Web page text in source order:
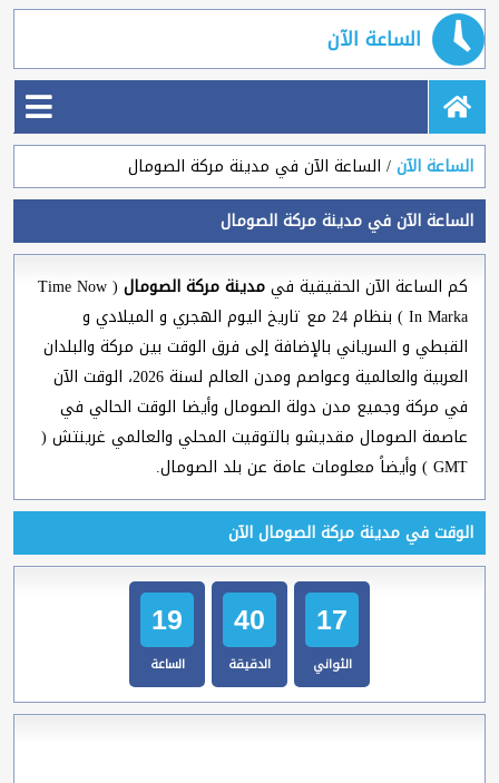
الساعة الآن
الساعة الآن الساعة الآن في مدينة مركة الصومال
الساعة الآن في مدينة مركة الصومال
كم الساعة الآن الحقيقية فيمدينة مركة الصومال ( Time Now
In Marka ) بنظام 24 مع تاريخ اليوم الهجري و الميلادي و
القبطي و السرياني بالإضافة إلى فرق الوقت بين مركة والبلدان
العربية والعالمية وعواصم ومدن العالم لسنة 2026، الوقت الآن
في مركة وجميع مدن دولة الصومال وأيضا الوقت الحالي في
عاصمة الصومال مقديشو بالتوقيت المحلي والعالمي غرينتش (
GMT ) وأيضاً معلومات عامة عن بلد الصومال.
الوقت في مدينة مركة الصومال الآن
19
الساعة
40
الدقيقة
18
الثواني